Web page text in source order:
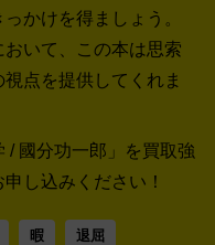
かけを得ましょう。
いて、この本は思索
点を提供してくれま
/ 國分功一郎」を買取強
し込みください！
暇 退屈